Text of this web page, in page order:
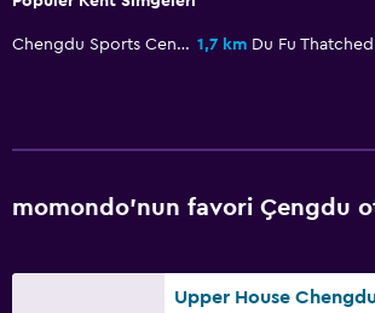
Chengdu Sports Centre 1,7 km
momondo'nun favori Çengdu
Upper House